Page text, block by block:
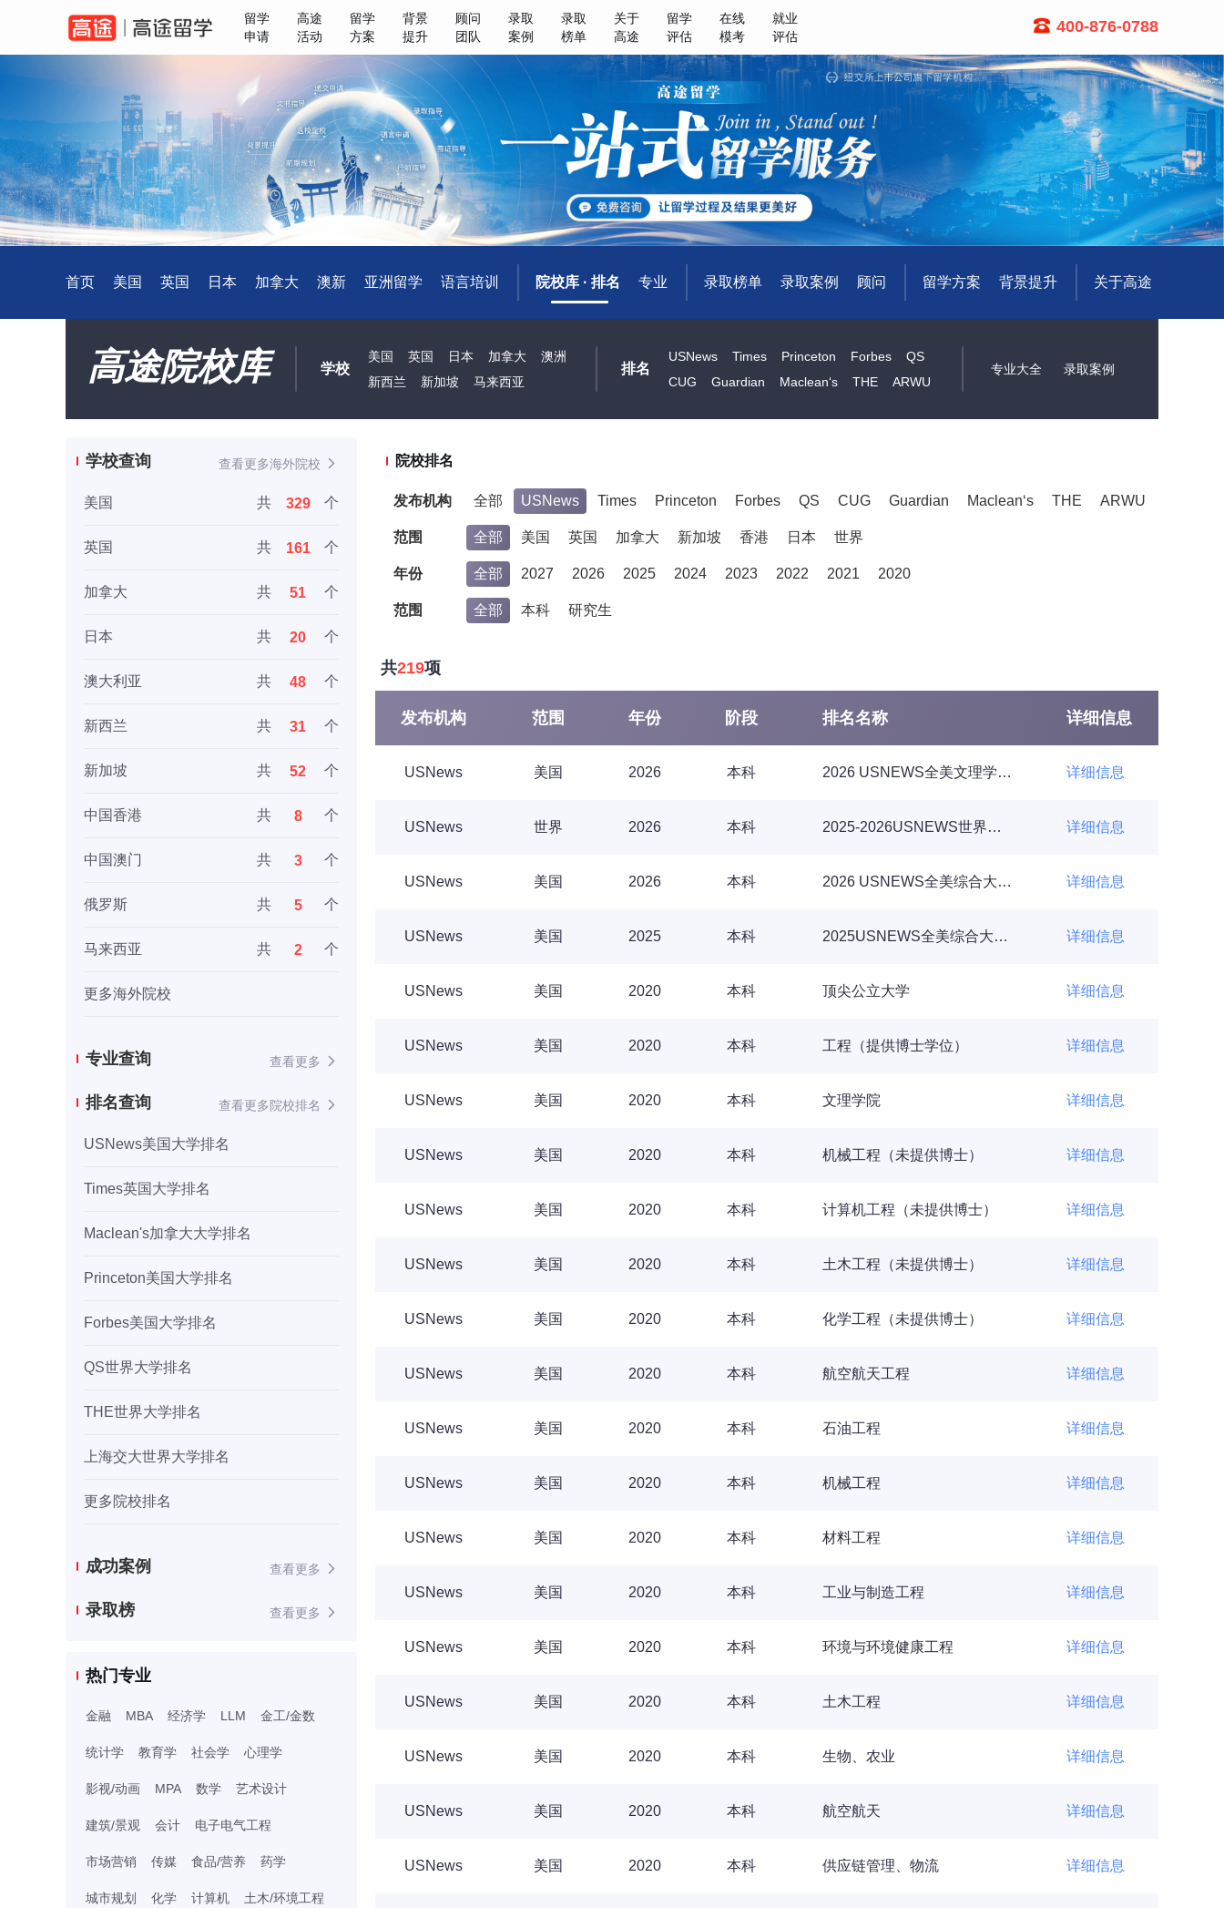
留学
申请
高途
活动
留学
方案
背景
提升
顾问
团队
录取
案例
录取
榜单
关于
高途
留学
评估
在线
模考
就业
评估
400-876-0788
首页 美国 英国 日本 加拿大 澳新 亚洲留学 语言培训 院校库 · 排名 专业 录取榜单 录取案例 顾问 留学方案 背景提升 关于高途
高途院校库 学校
美国 英国 日本 加拿大
澳洲
新西兰
新加坡
马来西亚
排名
USNews Times Princeton Forbes
QS
CUG
Guardian Maclean‘s THE ARWU
专业大全 录取案例
学校查询 查看更多海外院校
美国 共 329 个
英国 共 161 个
加拿大 共 51 个
日本 共 20 个
澳大利亚 共 48 个
新西兰 共 31 个
新加坡 共 52 个
中国香港 共 8 个
中国澳门 共 3 个
俄罗斯 共 5 个
马来西亚 共 2 个
更多海外院校
专业查询 查看更多
排名查询 查看更多院校排名
USNews美国大学排名
Times英国大学排名
Maclean's加拿大大学排名
Princeton美国大学排名
Forbes美国大学排名
QS世界大学排名
THE世界大学排名
上海交大世界大学排名
更多院校排名
成功案例 查看更多
录取榜 查看更多
热门专业
金融 MBA 经济学 LLM 金工/金数
统计学 教育学 社会学 心理学
影视/动画 MPA 数学 艺术设计
建筑/景观 会计 电子电气工程
市场营销 传媒 食品/营养 药学
城市规划 化学 计算机 土木/环境工程
院校排名
发布机构 全部 USNews Times Princeton Forbes QS CUG Guardian Maclean‘s THE ARWU
范围 全部 美国 英国 加拿大 新加坡 香港 日本 世界
年份 全部 2027 2026 2025 2024 2023 2022 2021 2020
范围 全部 本科 研究生
共219项
发布机构 范围 年份 阶段 排名名称 详细信息
USNews 美国 2026 本科 2026 USNEWS全美文理学院排名TOP50 详细信息
USNews 世界 2026 本科 2025-2026USNEWS世界大学排名 详细信息
USNews 美国 2026 本科 2026 USNEWS全美综合大学排名TOP100 详细信息
USNews 美国 2025 本科 2025USNEWS全美综合大学排名 详细信息
USNews 美国 2020 本科 顶尖公立大学 详细信息
USNews 美国 2020 本科 工程（提供博士学位） 详细信息
USNews 美国 2020 本科 文理学院 详细信息
USNews 美国 2020 本科 机械工程（未提供博士） 详细信息
USNews 美国 2020 本科 计算机工程（未提供博士） 详细信息
USNews 美国 2020 本科 土木工程（未提供博士） 详细信息
USNews 美国 2020 本科 化学工程（未提供博士） 详细信息
USNews 美国 2020 本科 航空航天工程 详细信息
USNews 美国 2020 本科 石油工程 详细信息
USNews 美国 2020 本科 机械工程 详细信息
USNews 美国 2020 本科 材料工程 详细信息
USNews 美国 2020 本科 工业与制造工程 详细信息
USNews 美国 2020 本科 环境与环境健康工程 详细信息
USNews 美国 2020 本科 土木工程 详细信息
USNews 美国 2020 本科 生物、农业 详细信息
USNews 美国 2020 本科 航空航天 详细信息
USNews 美国 2020 本科 供应链管理、物流 详细信息